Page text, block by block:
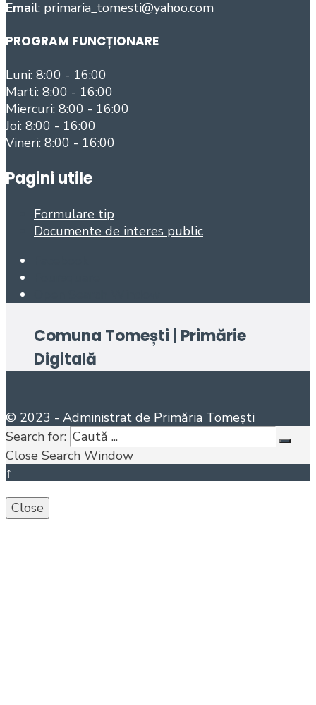
Email: primaria_tomesti@yahoo.com
PROGRAM FUNCȚIONARE
Luni: 8:00 - 16:00
Marti: 8:00 - 16:00
Miercuri: 8:00 - 16:00
Joi: 8:00 - 16:00
Vineri: 8:00 - 16:00
Pagini utile
Formulare tip
Documente de interes public
Comuna Tomești | Primărie
Digitală
© 2023 - Administrat de Primăria Tomești
Search for:
Close Search Window
↑
Close